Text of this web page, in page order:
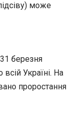
може
березня
Україні. На
проростання